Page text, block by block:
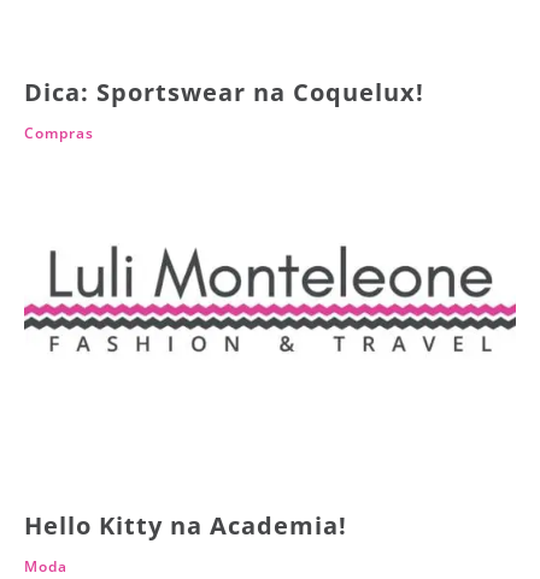
Dica: Sportswear na Coquelux!
Compras
Hello Kitty na Academia!
Moda